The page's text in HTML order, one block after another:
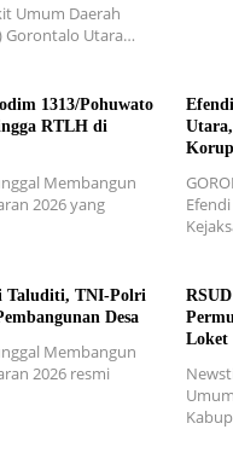
Umum Daerah
Gorontalo Utara…
1313/Pohuwato
RTLH di
Membangun
2026 yang
Taluditi, TNI-Polri
Desa
Membangun
2026 resmi
Loket